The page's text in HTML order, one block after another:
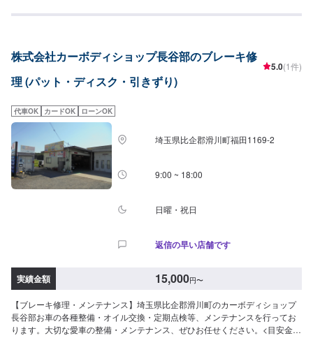
の持ち込み・販売も可能です！ご希望の方はパーツ詳細やお車の情報をオフ
代はお客様にご負担いただいております。<入庫受付可能日・営業時間>入庫
株式会社カーボディショップ長谷部のブレーキ修
理 (パット・ディスク・引きずり)
5.0(1件)
代車OK カードOK ローンOK
埼玉県比企郡滑川町福田1169-2
9:00 ~ 18:00
日曜・祝日
返信の早い店舗です
実績金額 15,000円〜
【ブレーキ修理・メンテナンス】埼玉県比企郡滑川町のカーボディショップ
長谷部お車の各種整備・オイル交換・定期点検等、メンテナンスを行ってお
ります。大切な愛車の整備・メンテナンス、ぜひお任せください。<目安金額